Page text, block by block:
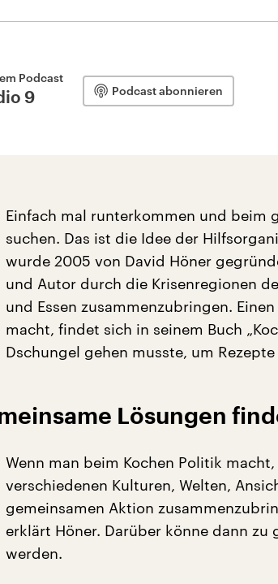
Podcast
9 Podcast abonnieren
Einfach mal runterkommen und beim
suchen. Das ist die Idee der
wurde 2005 von David Höner
und Autor durch die Krisenregionen
und Essen zusammenzubringen.
macht, findet sich in seinem Buch
Dschungel gehen musste, um
Lösungen
Wenn man beim Kochen Politik
verschiedenen Kulturen, Welten,
gemeinsamen Aktion
erklärt Höner. Darüber könne dann
werden.